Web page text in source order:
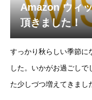
Amazon ウィ
頂きました！
すっかり秋らしい季節に
した。いかがお過ごしで
た少しづつ増えてきまし